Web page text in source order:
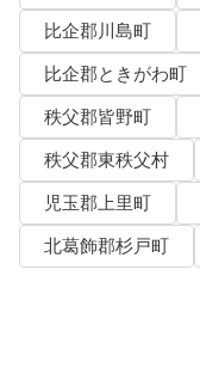
比企郡川島町
比企郡ときがわ町
秩父郡皆野町
秩父郡東秩父村
児玉郡上里町
北葛飾郡杉戸町